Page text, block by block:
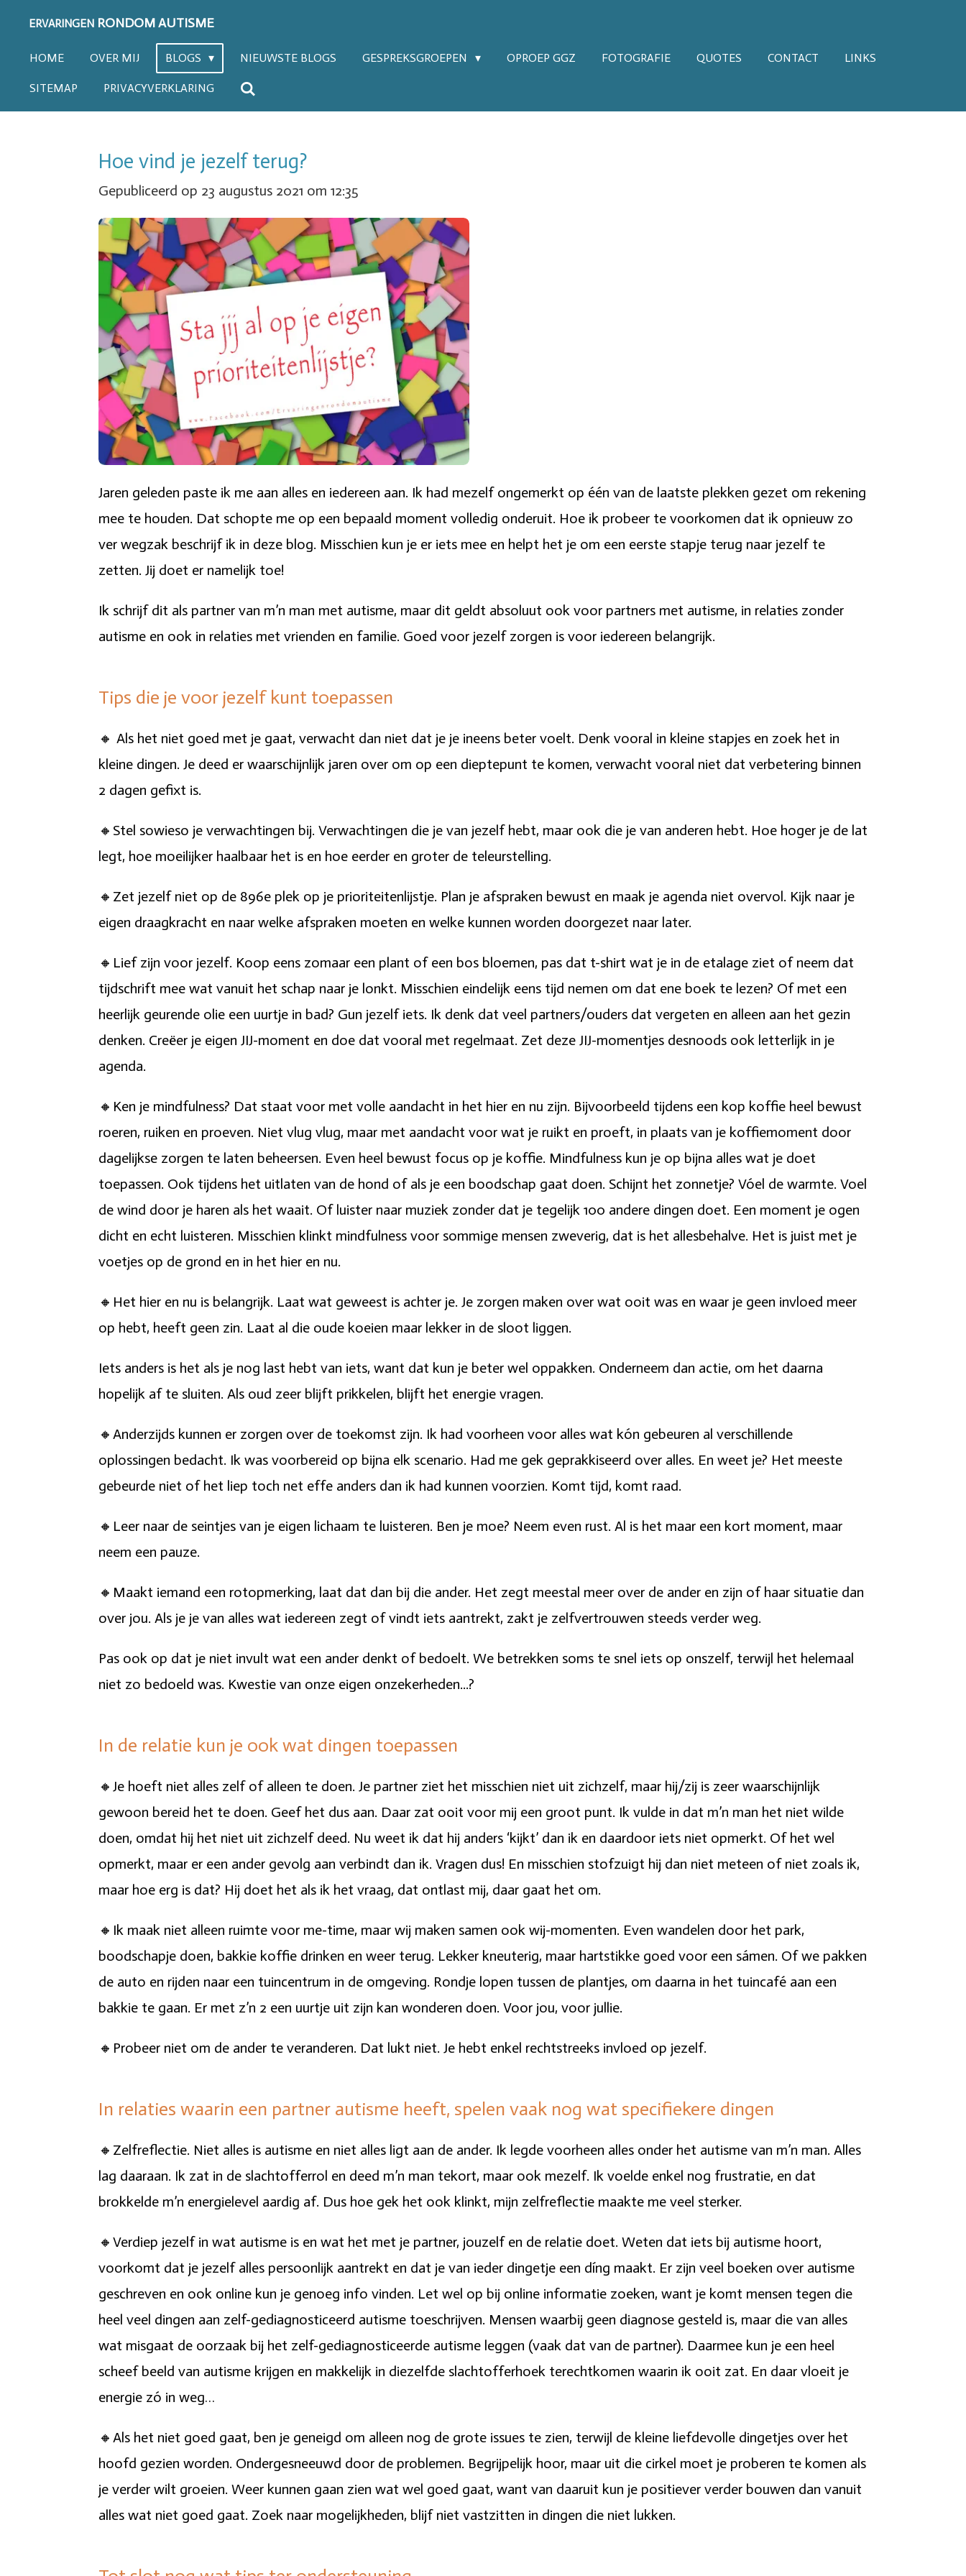
ERVARINGEN RONDOM AUTISME
HOME OVER MIJ BLOGS NIEUWSTE BLOGS GESPREKSGROEPEN OPROEP GGZ FOTOGRAFIE QUOTES CONTACT LINKS
SITEMAP PRIVACYVERKLARING
Hoe vind je jezelf terug?
Gepubliceerd op 23 augustus 2021 om 12:35
Jaren geleden paste ik me aan alles en iedereen aan. Ik had mezelf ongemerkt op één van de laatste plekken gezet om rekening
mee te houden. Dat schopte me op een bepaald moment volledig onderuit. Hoe ik probeer te voorkomen dat ik opnieuw zo
ver wegzak beschrijf ik in deze blog. Misschien kun je er iets mee en helpt het je om een eerste stapje terug naar jezelf te
zetten. Jij doet er namelijk toe!
Ik schrijf dit als partner van m’n man met autisme, maar dit geldt absoluut ook voor partners met autisme, in relaties zonder
autisme en ook in relaties met vrienden en familie. Goed voor jezelf zorgen is voor iedereen belangrijk.
Tips die je voor jezelf kunt toepassen
🔸 Als het niet goed met je gaat, verwacht dan niet dat je je ineens beter voelt. Denk vooral in kleine stapjes en zoek het in
kleine dingen. Je deed er waarschijnlijk jaren over om op een dieptepunt te komen, verwacht vooral niet dat verbetering binnen
2 dagen gefixt is.
🔸Stel sowieso je verwachtingen bij. Verwachtingen die je van jezelf hebt, maar ook die je van anderen hebt. Hoe hoger je de lat
legt, hoe moeilijker haalbaar het is en hoe eerder en groter de teleurstelling.
🔸Zet jezelf niet op de 896e plek op je prioriteitenlijstje. Plan je afspraken bewust en maak je agenda niet overvol. Kijk naar je
eigen draagkracht en naar welke afspraken moeten en welke kunnen worden doorgezet naar later.
🔸Lief zijn voor jezelf. Koop eens zomaar een plant of een bos bloemen, pas dat t-shirt wat je in de etalage ziet of neem dat
tijdschrift mee wat vanuit het schap naar je lonkt. Misschien eindelijk eens tijd nemen om dat ene boek te lezen? Of met een
heerlijk geurende olie een uurtje in bad? Gun jezelf iets. Ik denk dat veel partners/ouders dat vergeten en alleen aan het gezin
denken. Creëer je eigen JIJ-moment en doe dat vooral met regelmaat. Zet deze JIJ-momentjes desnoods ook letterlijk in je
agenda.
🔸Ken je mindfulness? Dat staat voor met volle aandacht in het hier en nu zijn. Bijvoorbeeld tijdens een kop koffie heel bewust
roeren, ruiken en proeven. Niet vlug vlug, maar met aandacht voor wat je ruikt en proeft, in plaats van je koffiemoment door
dagelijkse zorgen te laten beheersen. Even heel bewust focus op je koffie. Mindfulness kun je op bijna alles wat je doet
toepassen. Ook tijdens het uitlaten van de hond of als je een boodschap gaat doen. Schijnt het zonnetje? Vóel de warmte. Voel
de wind door je haren als het waait. Of luister naar muziek zonder dat je tegelijk 100 andere dingen doet. Een moment je ogen
dicht en echt luisteren. Misschien klinkt mindfulness voor sommige mensen zweverig, dat is het allesbehalve. Het is juist met je
voetjes op de grond en in het hier en nu.
🔸Het hier en nu is belangrijk. Laat wat geweest is achter je. Je zorgen maken over wat ooit was en waar je geen invloed meer
op hebt, heeft geen zin. Laat al die oude koeien maar lekker in de sloot liggen.
Iets anders is het als je nog last hebt van iets, want dat kun je beter wel oppakken. Onderneem dan actie, om het daarna
hopelijk af te sluiten. Als oud zeer blijft prikkelen, blijft het energie vragen.
🔸Anderzijds kunnen er zorgen over de toekomst zijn. Ik had voorheen voor alles wat kón gebeuren al verschillende
oplossingen bedacht. Ik was voorbereid op bijna elk scenario. Had me gek geprakkiseerd over alles. En weet je? Het meeste
gebeurde niet of het liep toch net effe anders dan ik had kunnen voorzien. Komt tijd, komt raad.
🔸Leer naar de seintjes van je eigen lichaam te luisteren. Ben je moe? Neem even rust. Al is het maar een kort moment, maar
neem een pauze.
🔸Maakt iemand een rotopmerking, laat dat dan bij die ander. Het zegt meestal meer over de ander en zijn of haar situatie dan
over jou. Als je je van alles wat iedereen zegt of vindt iets aantrekt, zakt je zelfvertrouwen steeds verder weg.
Pas ook op dat je niet invult wat een ander denkt of bedoelt. We betrekken soms te snel iets op onszelf, terwijl het helemaal
niet zo bedoeld was. Kwestie van onze eigen onzekerheden...?
In de relatie kun je ook wat dingen toepassen
🔸Je hoeft niet alles zelf of alleen te doen. Je partner ziet het misschien niet uit zichzelf, maar hij/zij is zeer waarschijnlijk
gewoon bereid het te doen. Geef het dus aan. Daar zat ooit voor mij een groot punt. Ik vulde in dat m’n man het niet wilde
doen, omdat hij het niet uit zichzelf deed. Nu weet ik dat hij anders ‘kijkt’ dan ik en daardoor iets niet opmerkt. Of het wel
opmerkt, maar er een ander gevolg aan verbindt dan ik. Vragen dus! En misschien stofzuigt hij dan niet meteen of niet zoals ik,
maar hoe erg is dat? Hij doet het als ik het vraag, dat ontlast mij, daar gaat het om.
🔸Ik maak niet alleen ruimte voor me-time, maar wij maken samen ook wij-momenten. Even wandelen door het park,
boodschapje doen, bakkie koffie drinken en weer terug. Lekker kneuterig, maar hartstikke goed voor een sámen. Of we pakken
de auto en rijden naar een tuincentrum in de omgeving. Rondje lopen tussen de plantjes, om daarna in het tuincafé aan een
bakkie te gaan. Er met z’n 2 een uurtje uit zijn kan wonderen doen. Voor jou, voor jullie.
🔸Probeer niet om de ander te veranderen. Dat lukt niet. Je hebt enkel rechtstreeks invloed op jezelf.
In relaties waarin een partner autisme heeft, spelen vaak nog wat specifiekere dingen
🔸Zelfreflectie. Niet alles is autisme en niet alles ligt aan de ander. Ik legde voorheen alles onder het autisme van m’n man. Alles
lag daaraan. Ik zat in de slachtofferrol en deed m’n man tekort, maar ook mezelf. Ik voelde enkel nog frustratie, en dat
brokkelde m’n energielevel aardig af. Dus hoe gek het ook klinkt, mijn zelfreflectie maakte me veel sterker.
🔸Verdiep jezelf in wat autisme is en wat het met je partner, jouzelf en de relatie doet. Weten dat iets bij autisme hoort,
voorkomt dat je jezelf alles persoonlijk aantrekt en dat je van ieder dingetje een díng maakt. Er zijn veel boeken over autisme
geschreven en ook online kun je genoeg info vinden. Let wel op bij online informatie zoeken, want je komt mensen tegen die
heel veel dingen aan zelf-gediagnosticeerd autisme toeschrijven. Mensen waarbij geen diagnose gesteld is, maar die van alles
wat misgaat de oorzaak bij het zelf-gediagnosticeerde autisme leggen (vaak dat van de partner). Daarmee kun je een heel
scheef beeld van autisme krijgen en makkelijk in diezelfde slachtofferhoek terechtkomen waarin ik ooit zat. En daar vloeit je
energie zó in weg…
🔸Als het niet goed gaat, ben je geneigd om alleen nog de grote issues te zien, terwijl de kleine liefdevolle dingetjes over het
hoofd gezien worden. Ondergesneeuwd door de problemen. Begrijpelijk hoor, maar uit die cirkel moet je proberen te komen als
je verder wilt groeien. Weer kunnen gaan zien wat wel goed gaat, want van daaruit kun je positiever verder bouwen dan vanuit
alles wat niet goed gaat. Zoek naar mogelijkheden, blijf niet vastzitten in dingen die niet lukken.